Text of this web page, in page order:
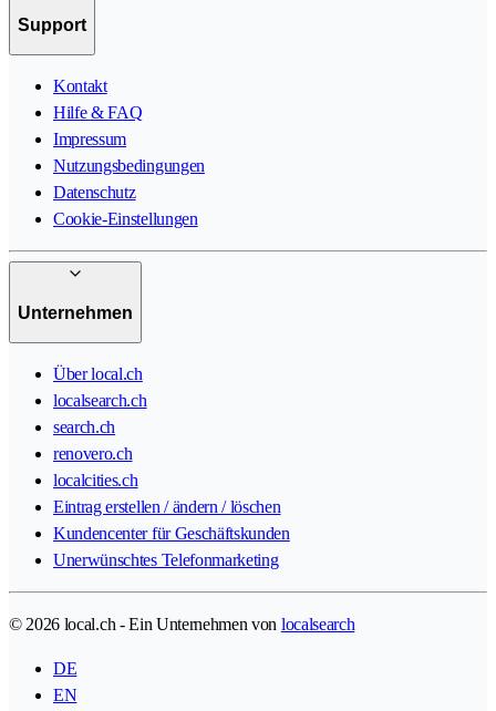
Support
Kontakt
Hilfe & FAQ
Impressum
Nutzungsbedingungen
Datenschutz
Cookie-Einstellungen
Unternehmen
Über local.ch
localsearch.ch
search.ch
renovero.ch
localcities.ch
Eintrag erstellen / ändern / löschen
Kundencenter für Geschäftskunden
Unerwünschtes Telefonmarketing
© 2026 local.ch - Ein Unternehmen von localsearch
DE
EN